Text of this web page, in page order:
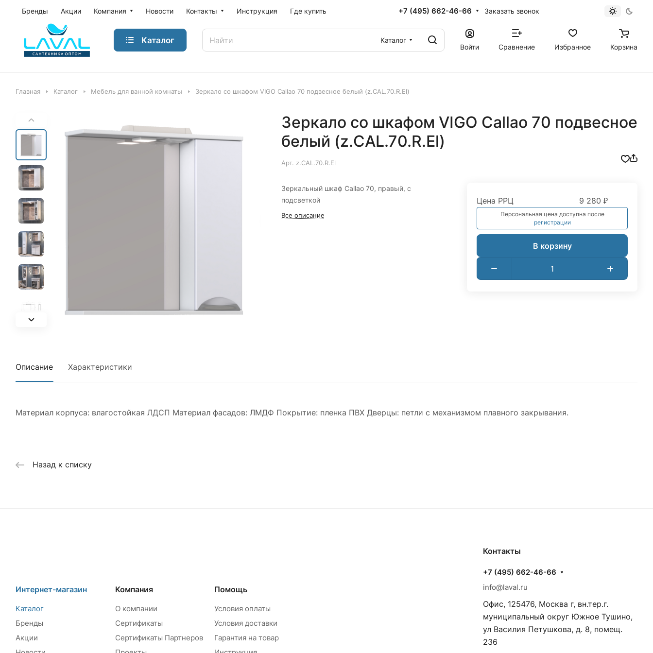
Бренды Акции Компания Новости Контакты Инструкция Где купить +7 (495) 662-46-66 Заказать звонок
Каталог
Каталог
Войти
Сравнение Избранное Корзина
Главная Каталог Мебель для ванной комнаты Зеркало со шкафом VIGO Callao 70 подвесное белый (z.CAL.70.R.El)
Зеркало со шкафом VIGO Callao 70 подвесное
белый (z.CAL.70.R.El)
Арт. z.CAL.70.R.El
Зеркальный шкаф Callao 70, правый, с
подсветкой
Все описание
Цена РРЦ 9 280 ₽
Персональная цена доступна после
регистрации
В корзину
Описание Характеристики
Материал корпуса: влагостойкая ЛДСП Материал фасадов: ЛМДФ Покрытие: пленка ПВХ Дверцы: петли с механизмом плавного закрывания.
Назад к списку
Интернет-магазин
Каталог
Бренды
Акции
Компания
О компании
Сертификаты
Сертификаты Партнеров
Помощь
Условия оплаты
Условия доставки
Гарантия на товар
Контакты
+7 (495) 662-46-66
info@laval.ru
Офис, 125476, Москва г, вн.тер.г.
муниципальный округ Южное Тушино,
ул Василия Петушкова, д. 8, помещ.
236